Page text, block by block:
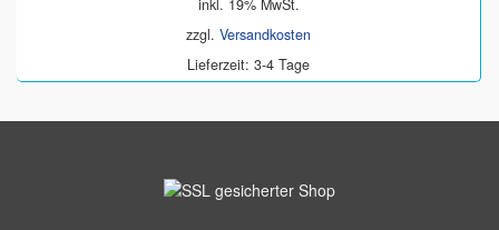
inkl. 19% MwSt.
zzgl. Versandkosten
Lieferzeit: 3-4 Tage